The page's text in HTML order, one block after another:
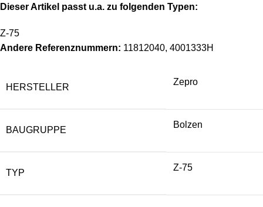
Dieser Artikel passt u.a. zu folgenden Typen:
Z-75
Andere Referenznummern: 11812040, 4001333H
HERSTELLER
Zepro
BAUGRUPPE
Bolzen
TYP
Z-75